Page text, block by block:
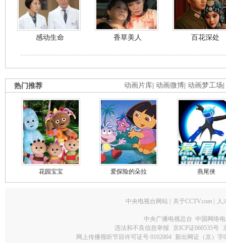
感动生命 香草美人 百花深处
动画片库 动画微博 动画梦工场
热门推荐
花园宝宝 爱探险的朵拉 燕尾侠
中央电视台网站 关于CCTV.com 人
中央广播电视总台 中国网络
违法和不良信息举报
京ICP证060535号
网上传播视听节目许可证号 0102004 新出网证（京）